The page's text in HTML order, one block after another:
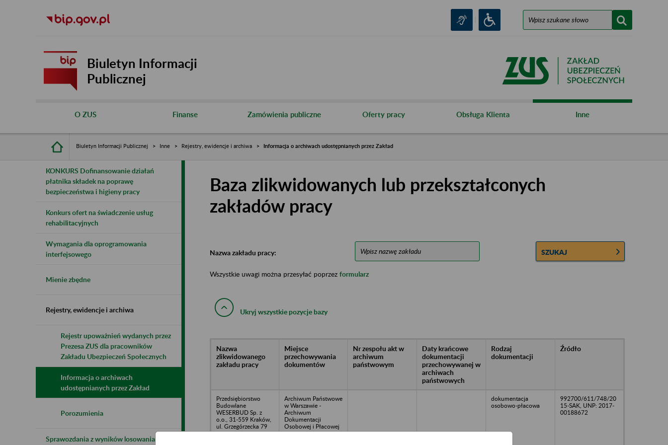
Biuletyn Informacji
Publicznej
O ZUS Finanse Zamówienia publiczne Oferty pracy Obsługa Klienta Inne
Biuletyn Informacji Publicznej Inne Rejestry, ewidencje i archiwa Informacja o archiwach udostępnianych przez Zakład
KONKURS Dofinansowanie działań
płatnika składek na poprawę
bezpieczeństwa i higieny pracy
Konkurs ofert na świadczenie usług
rehabilitacyjnych
Wymagania dla oprogramowania
interfejsowego
Mienie zbędne
Rejestry, ewidencje i archiwa
Rejestr upoważnień wydanych przez
Prezesa ZUS dla pracowników
Zakładu Ubezpieczeń Społecznych
Informacja o archiwach
udostępnianych przez Zakład
Porozumienia
Sprawozdania z wyników losowania do
Baza zlikwidowanych lub przekształconych
zakładów pracy
Nazwa zakładu pracy: SZUKAJ
Wszystkie uwagi można przesyłać poprzez formularz
Ukryj wszystkie pozycje bazy
Nazwa
zlikwidowanego
zakładu pracy
Miejsce
przechowywania
dokumentów
Nr zespołu akt w
archiwum
państwowym
Daty krańcowe
dokumentacji
przechowywanej w
archiwach
państwowych
Rodzaj
dokumentacji
Źródło
Przedsiębiorstwo
Budowlane
WESERBUD Sp. z
o.o., 31-559 Kraków,
ul. Grzegórzecka 79
Archiwum Państwowe
w Warszawie -
Archiwum
Dokumentacji
Osobowej i Płacowej
w Milanówku, ul.
dokumentacja
osobowo-płacowa
992700/611/748/20
15-SAK, UNP: 2017-
00188672